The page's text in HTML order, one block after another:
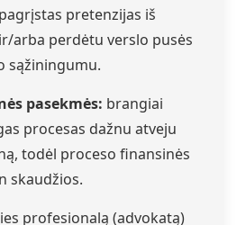
pretenzijas iš
arba perdėtu verslo pusės
sąžiningumu.
pasekmės: brangiai
procesas dažnu atveju
todėl proceso finansinės
skaudžios.
profesionalą (advokatą)